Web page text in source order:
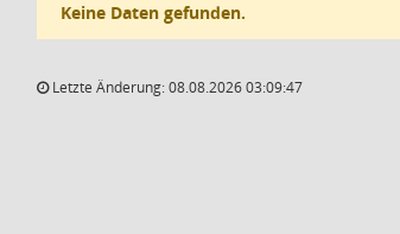
Keine Daten gefunden.
Letzte Änderung: 08.08.2026 03:09:47